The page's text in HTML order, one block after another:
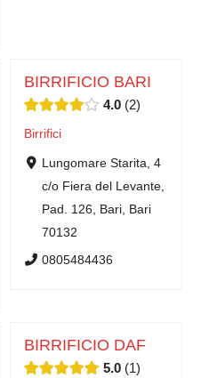
BIRRIFICIO BARI
4.0 2
Birrifici
Lungomare Starita, 4
c/o Fiera del Levante,
Pad. 126, Bari, Bari
70132
0805484436
BIRRIFICIO DAF
5.0 1